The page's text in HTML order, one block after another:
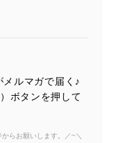
ルマガで届く♪
ボタンを押して
らお願いします。／~＼